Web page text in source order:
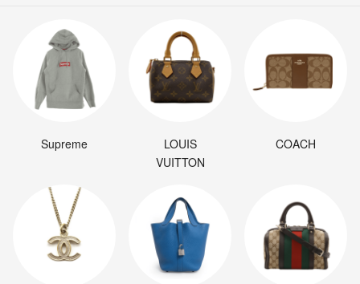
Supreme
LOUIS
VUITTON
COACH